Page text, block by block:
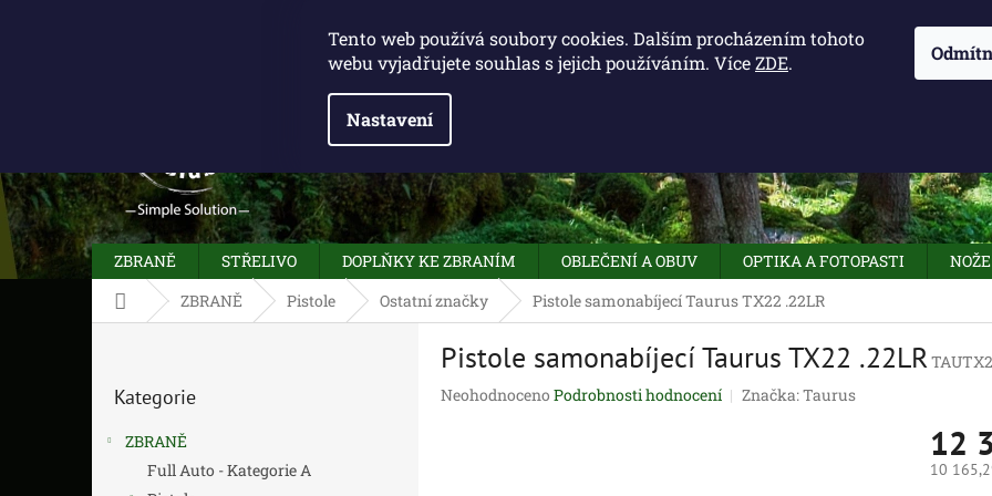
Tento web používá soubory cookies. Dalším procházením tohoto
webu vyjadřujete souhlas s jejich používáním. VíceZDE.
Nastavení
ZBRANĚ STŘELIVO DOPLŇKY KE ZBRANÍM OBLEČENÍ A OBUV OPTIKA A FOTOPASTI NOŽE
Domů ZBRANĚ Pistole Ostatní značky Pistole samonabíjecí Taurus TX22 .22LR
kategorie
Kategorie
ZBRANĚ
Full Auto - Kategorie A
Pistole samonabíjecí Taurus TX22 .22LR
Průměrné
Neohodnoceno Podrobnosti hodnocení Značka:Taurus
12
10